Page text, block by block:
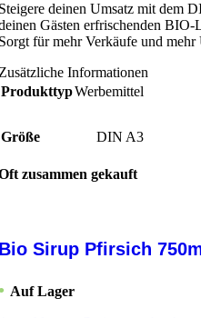
deinen Umsatz mit dem
Gästen erfrischenden BIO-
für mehr Verkäufe und mehr
Informationen
ProdukttypWerbemittel
Größe DIN A3
zusammen gekauft
Sirup Pfirsich
Auf Lager